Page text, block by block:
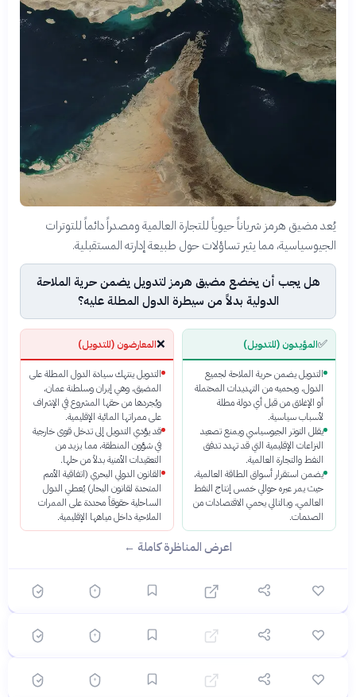
يُعد مضيق هرمز شرياناً حيوياً للتجارة العالمية ومصدراً دائماً للتوترات
الجيوسياسية، مما يثير تساؤلات حول طبيعة إدارته المستقبلية.
هل يجب أن يخضع مضيق هرمز لتدويل يضمن حرية الملاحة
الدولية بدلاً من سيطرة الدول المطلة عليه؟
✅المؤيدون (للتدويل)
التدويل يضمن حرية الملاحة لجميع
الدول، ويحميه من التهديدات المحتملة
أو الإغلاق من قبل أي دولة مطلة
لأسباب سياسية.
يقلل التوتر الجيوسياسي ويمنع تصعيد
النزاعات الإقليمية التي قد تهدد تدفق
النفط والتجارة العالمية.
يضمن استقرار أسواق الطاقة العالمية،
حيث يمر عبره حوالي خمس إنتاج النفط
العالمي، وبالتالي يحمي الاقتصادات من
الصدمات.
❌المعارضون (للتدويل)
التدويل ينتهك سيادة الدول المطلة على
المضيق، وهي إيران وسلطنة عمان،
ويُجردها من حقها المشروع في الإشراف
على ممراتها المائية الإقليمية.
قد يؤدي التدويل إلى تدخل قوى خارجية
في شؤون المنطقة، مما يزيد من
التعقيدات الأمنية بدلاً من حلها.
القانون الدولي البحري (اتفاقية الأمم
المتحدة لقانون البحار) يُعطي الدول
الساحلية حقوقاً محددة على الممرات
الملاحية داخل مياهها الإقليمية.
اعرض المناظرة كاملة ← ؟ خريطة اختيار متعدد الشهر الماضي
الأمنية والاقتصادية
🎯
6سؤال 🟡 متوسط ابدأ ←؟ خريطة اختيار متعدد الشهر الماضي
🎯
6سؤال 🟡 متوسط ابدأ ←